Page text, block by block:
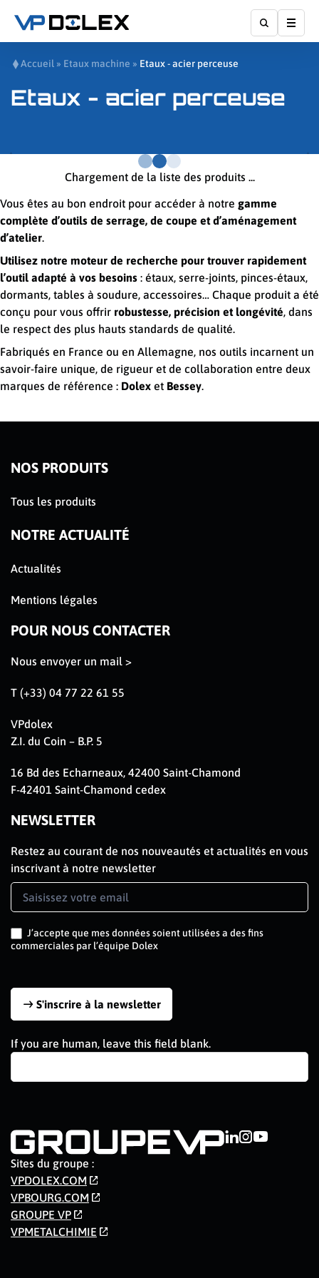
Accueil » Etaux machine » Etaux - acier perceuse
Etaux - acier perceuse
Chargement de la liste des produits ...
Vous êtes au bon endroit pour accéder à notre gamme
complète d’outils de serrage, de coupe et d’aménagement
d’atelier.
Utilisez notre moteur de recherche pour trouver rapidement
l’outil adapté à vos besoins : étaux, serre-joints, pinces-étaux,
dormants, tables à soudure, accessoires… Chaque produit a été
conçu pour vous offrir robustesse, précision et longévité, dans
le respect des plus hauts standards de qualité.
Fabriqués en France ou en Allemagne, nos outils incarnent un
savoir-faire unique, de rigueur et de collaboration entre deux
marques de référence : Dolex et Bessey.
NOS PRODUITS
Tous les produits
NOTRE ACTUALITÉ
Actualités
Mentions légales
POUR NOUS CONTACTER
Nous envoyer un mail >
T (+33) 04 77 22 61 55
VPdolex
Z.I. du Coin – B.P. 5
16 Bd des Echarneaux, 42400 Saint-Chamond
F-42401 Saint-Chamond cedex
NEWSLETTER
Restez au courant de nos nouveautés et actualités en vous
inscrivant à notre newsletter
Newsletter
Signup
J’accepte que mes données soient utilisées a des fins
commerciales par l’équipe Dolex
S'inscrire à la newsletter
If you are human, leave this field blank.
Sites du groupe :
VPDOLEX.COM
VPBOURG.COM
GROUPE VP
VPMETALCHIMIE